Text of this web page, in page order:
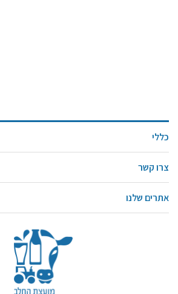
כללי
צרו קשר
אתרים שלנו